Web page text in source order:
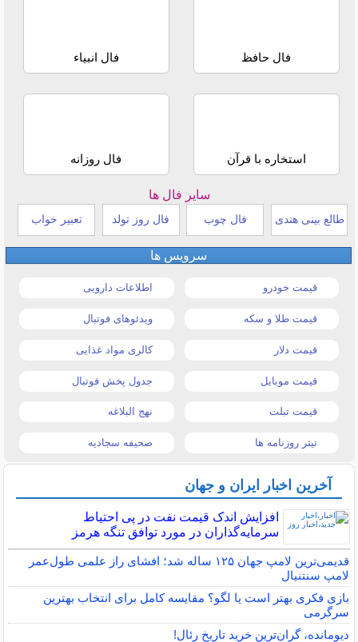
فال حافظ فال انبیاء
استخاره با قرآن فال روزانه
سایر فال ها
طالع بینی هندی فال چوب فال روز تولد تعبیر خواب
سرویس ها
قیمت خودرو اطلاعات دارویی
قیمت طلا و سکه ویدئوهای فوتبال
قیمت دلار کالری مواد غذایی
قیمت موبایل جدول پخش فوتبال
قیمت تبلت نهج البلاغه
تیتر روزنامه ها صحیفه سجادیه
آخرین اخبار ایران و جهان
افزایش اندک قیمت نفت در پی احتیاط
سرمایه‌گذاران در مورد توافق تنگه هرمز
قدیمی‌ترین لامپ جهان ۱۲۵ ساله شد؛ افشای راز علمی طول‌عمر
لامپ سنتنیال
بازی فکری بهتر است یا لگو؟ مقایسه کامل برای انتخاب بهترین
سرگرمی
دیومانده، گران‌ترین خرید تاریخ رئال!